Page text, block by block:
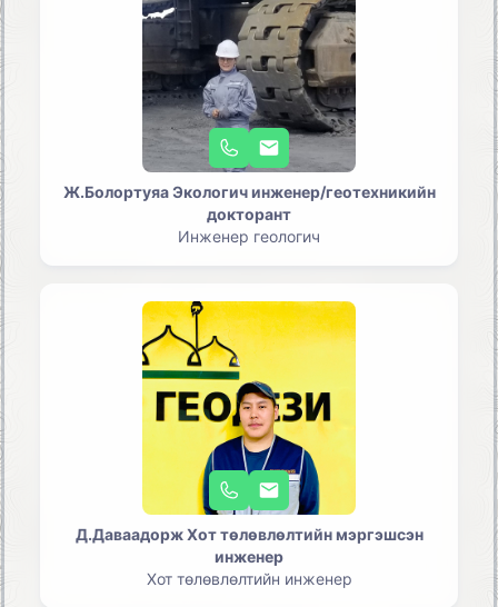
Ж.Болортуяа Экологич инженер/геотехникийн
докторант
Инженер геологич
Д.Даваадорж Хот төлөвлөлтийн мэргэшсэн
инженер
Хот төлөвлөлтийн инженер